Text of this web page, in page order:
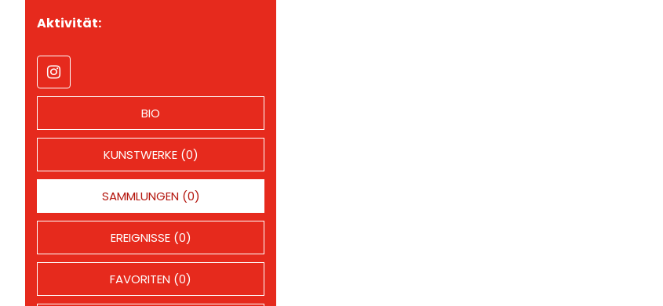
Aktivität:
BIO
KUNSTWERKE (0)
SAMMLUNGEN (0)
EREIGNISSE (0)
FAVORITEN (0)